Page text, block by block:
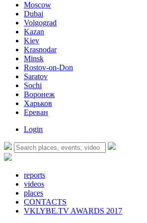
Moscow
Dubai
Volgograd
Kazan
Kiev
Krasnodar
Minsk
Rostov-on-Don
Saratov
Sochi
Воронеж
Харьков
Ереван
Login
reports
videos
places
CONTACTS
VKLYBE.TV AWARDS 2017